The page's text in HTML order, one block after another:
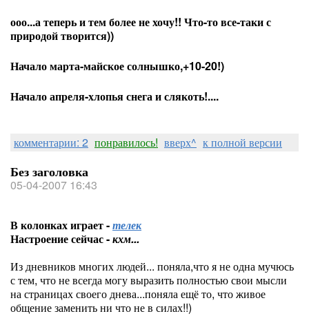
ооо...а теперь и тем более не хочу!! Что-то все-таки с
природой творится))
Начало марта-майское солнышко,+10-20!)
Начало апреля-хлопья снега и слякоть!....
комментарии: 2 понравилось! вверх^ к полной версии
Без заголовка
05-04-2007 16:43
В колонках играет -телек
Настроение сейчас -кхм...
Из дневников многих людей... поняла,что я не одна мучюсь
с тем, что не всегда могу выразить полностью свои мысли
на страницах своего днева...поняла ещё то, что живое
общение заменить ни что не в силах!!)